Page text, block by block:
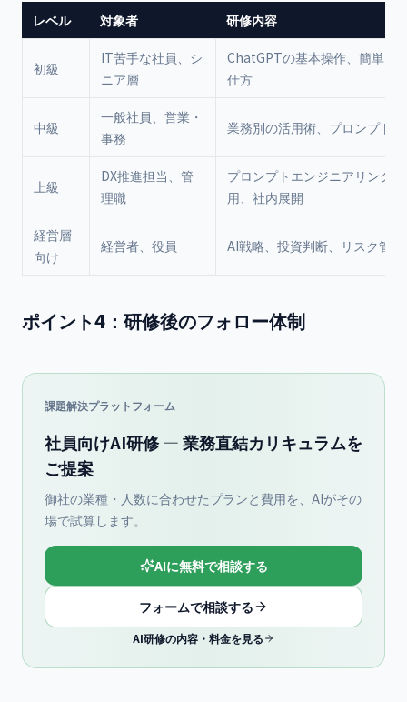
レベル 対象者 研修内容
初級
IT苦手な社員、シ
ニア層
ChatGPTの基本操作、簡単な
仕方
中級
一般社員、営業・
事務
業務別の活用術、プロンプト
上級
DX推進担当、管
理職
プロンプトエンジニアリング
用、社内展開
経営層
向け
経営者、役員 AI戦略、投資判断、リスク管理
ポイント4：研修後のフォロー体制
課題解決プラットフォーム
社員向けAI研修 — 業務直結カリキュラムを
ご提案
御社の業種・人数に合わせたプランと費用を、AIがその
場で試算します。
AIに無料で相談する
フォームで相談する
AI研修の内容・料金を見る